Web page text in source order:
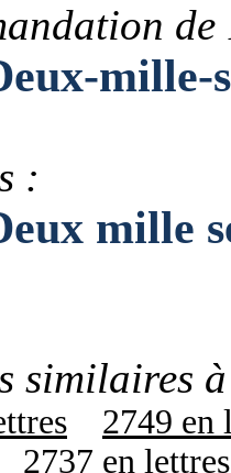
mille-
:
mille
similaires
2749 en
2737 en lettres